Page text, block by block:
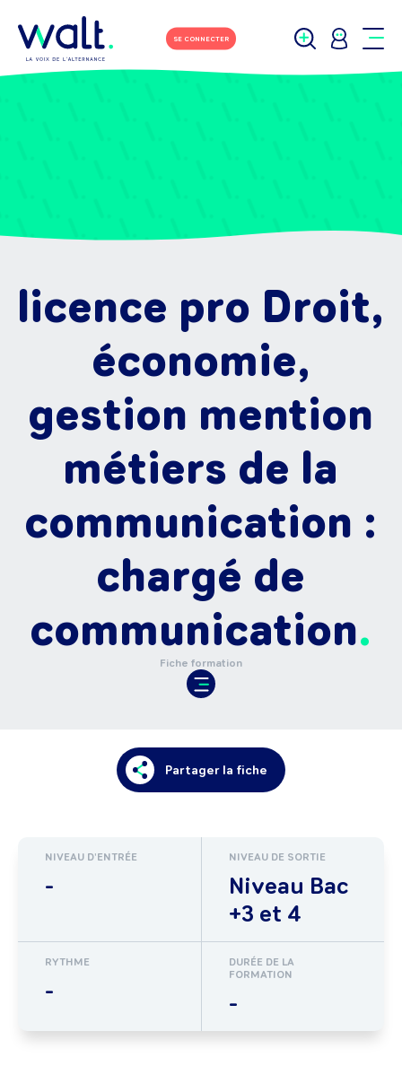
SE CONNECTER
licence pro Droit,
économie,
gestion mention
métiers de la
communication :
chargé de
communication
Fiche formation
Partager la fiche
NIVEAU D'ENTRÉE
-
NIVEAU DE SORTIE
Niveau Bac
+3 et 4
RYTHME
-
DURÉE DE LA
FORMATION
-